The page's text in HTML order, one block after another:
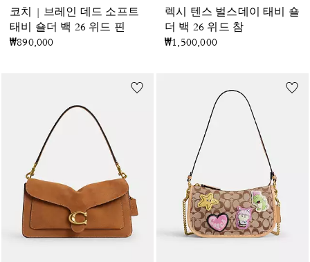
코치 | 브레인 데드 소프트
태비 숄더 백 26 위드 핀
₩890,000
렉시 텐스 벌스데이 태비 숄
더 백 26 위드 참
₩1,500,000